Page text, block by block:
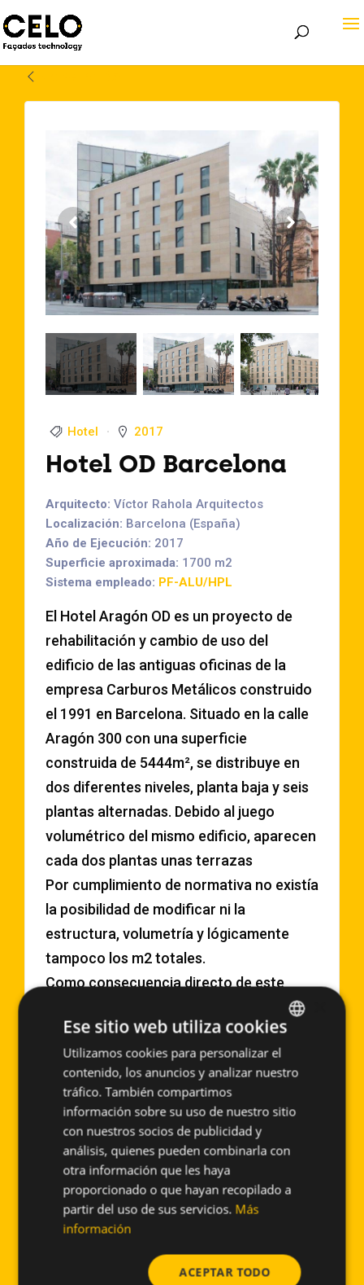
Hotel 2017
Hotel OD Barcelona
Arquitecto: Víctor Rahola Arquitectos
Localización: Barcelona (España)
Año de Ejecución: 2017
Superficie aproximada: 1700 m2
Sistema empleado: PF-ALU/HPL
El Hotel Aragón OD es un proyecto de
rehabilitación y cambio de uso del
edificio de las antiguas oficinas de la
empresa Carburos Metálicos construido
el 1991 en Barcelona. Situado en la calle
Aragón 300 con una superficie
construida de 5444m², se distribuye en
dos diferentes niveles, planta baja y seis
plantas alternadas. Debido al juego
volumétrico del mismo edificio, aparecen
cada dos plantas unas terrazas
Por cumplimiento de normativa no existía
la posibilidad de modificar ni la
estructura, volumetría y lógicamente
tampoco los m2 totales.
Como consecuencia directo de este
necesidades del nuevo programa
obligándonos a que cada uno de los
espacios propuestos en la Planta Baja y
los de los pisos de las habitaciones, sean
diferentes entre ellos.
Respecta al tratamiento de la fachada se
han tenido que cegar antiguas aperturas
y crear otras de nuevas debido a la
restructuración de las plantas. La
antigua fachada de piedra ha sido
substituida por otra nueva con la misma
SPANISH
ENGLISH
Ese sitio web utiliza cookies
Utilizamos cookies para personalizar el
contenido, los anuncios y analizar nuestro
tráfico. También compartimos
información sobre su uso de nuestro sitio
con nuestros socios de publicidad y
análisis, quienes pueden combinarla con
otra información que les haya
proporcionado o que hayan recopilado a
partir del uso de sus servicios. Más
información
ACEPTAR TODO